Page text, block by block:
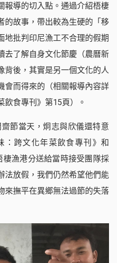
報導的切入點。通過介紹梧棲
的故事，帶出較為生硬的「移
地批判印尼漁工不合理的假期
去了解自身文化節慶（農曆新
背後，其實是另一個文化的人
會而得來的（相關報導內容詳
飲食專刊》第15頁）。
節當天，炯志與欣儀還特意
：跨文化年菜飲食專刊》和
漁港分送給當時接受團隊採
法放假，我們仍然希望他們能
來撫平在異鄉無法過節的失落